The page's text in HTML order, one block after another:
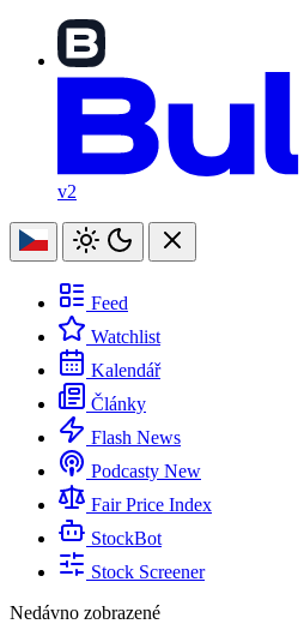
v2
Feed
Watchlist
Kalendář
Články
Flash News
Podcasty New
Fair Price Index
StockBot
Stock Screener
Nedávno zobrazené